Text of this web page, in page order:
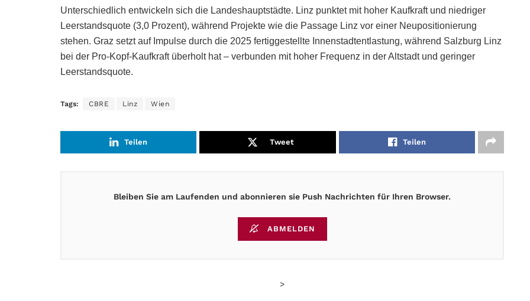
Unterschiedlich entwickeln sich die Landeshauptstädte. Linz punktet mit hoher Kaufkraft und niedriger
Leerstandsquote (3,0 Prozent), während Projekte wie die Passage Linz vor einer Neupositionierung
stehen. Graz setzt auf Impulse durch die 2025 fertiggestellte Innenstadtentlastung, während Salzburg Linz
bei der Pro-Kopf-Kaufkraft überholt hat – verbunden mit hoher Frequenz in der Altstadt und geringer
Leerstandsquote.
Tags: CBRE Linz Wien
Teilen Tweet Teilen
Bleiben Sie am Laufenden und abonnieren sie Push Nachrichten für Ihren Browser.
ABMELDEN
>